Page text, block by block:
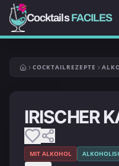
CocktailsFACILES
COCKTAILREZEPTE
IRISCHER
MIT ALKOHOL